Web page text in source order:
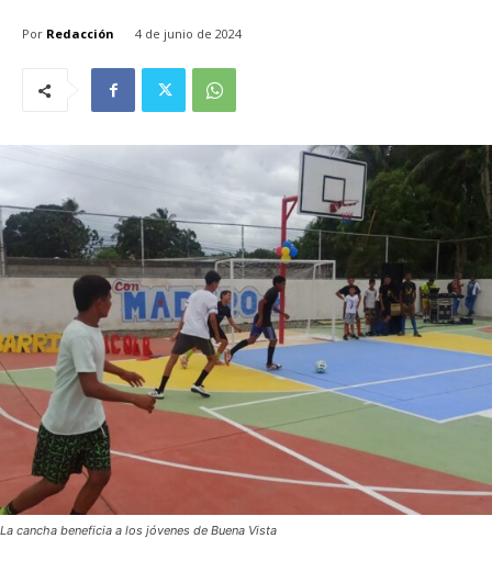
Por Redacción 4 de junio de 2024
La cancha beneficia a los jóvenes de Buena Vista